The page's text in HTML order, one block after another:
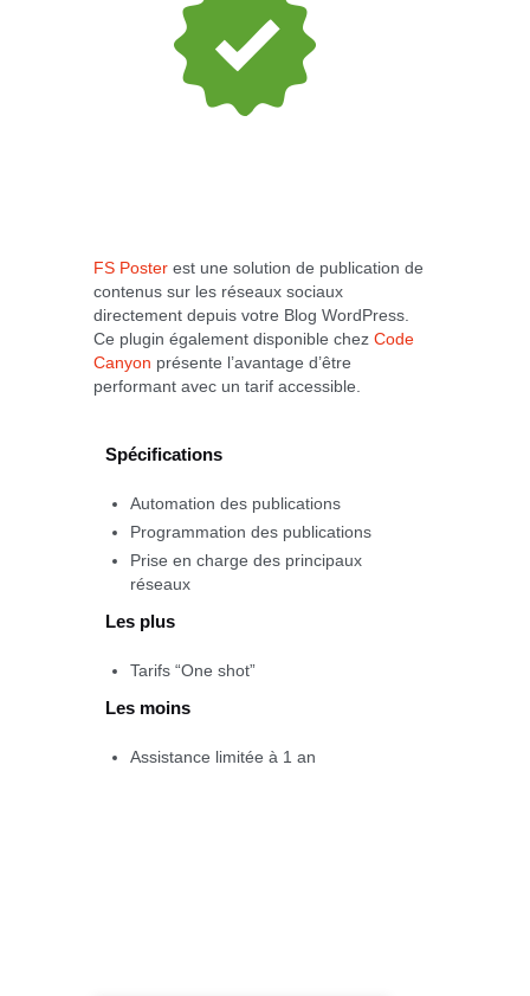
FS Poster est une solution de publication de
contenus sur les réseaux sociaux
directement depuis votre Blog WordPress.
Ce plugin également disponible chez Code
Canyon présente l’avantage d’être
performant avec un tarif accessible.
Spécifications
Automation des publications
Programmation des publications
Prise en charge des principaux
réseaux
Les plus
Tarifs “One shot”
Les moins
Assistance limitée à 1 an